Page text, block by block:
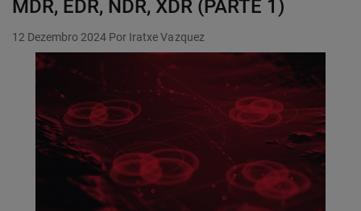
MDR, EDR, NDR, XDR (PARTE 1)
12 Dezembro 2024 Por Iratxe Vazquez